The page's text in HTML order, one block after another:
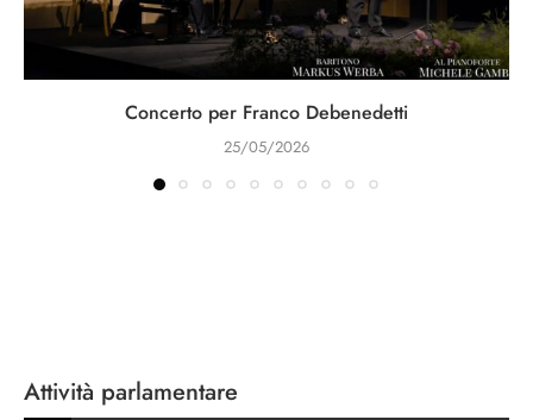
Concerto per Franco Debenedetti
25/05/2026
Attività parlamentare